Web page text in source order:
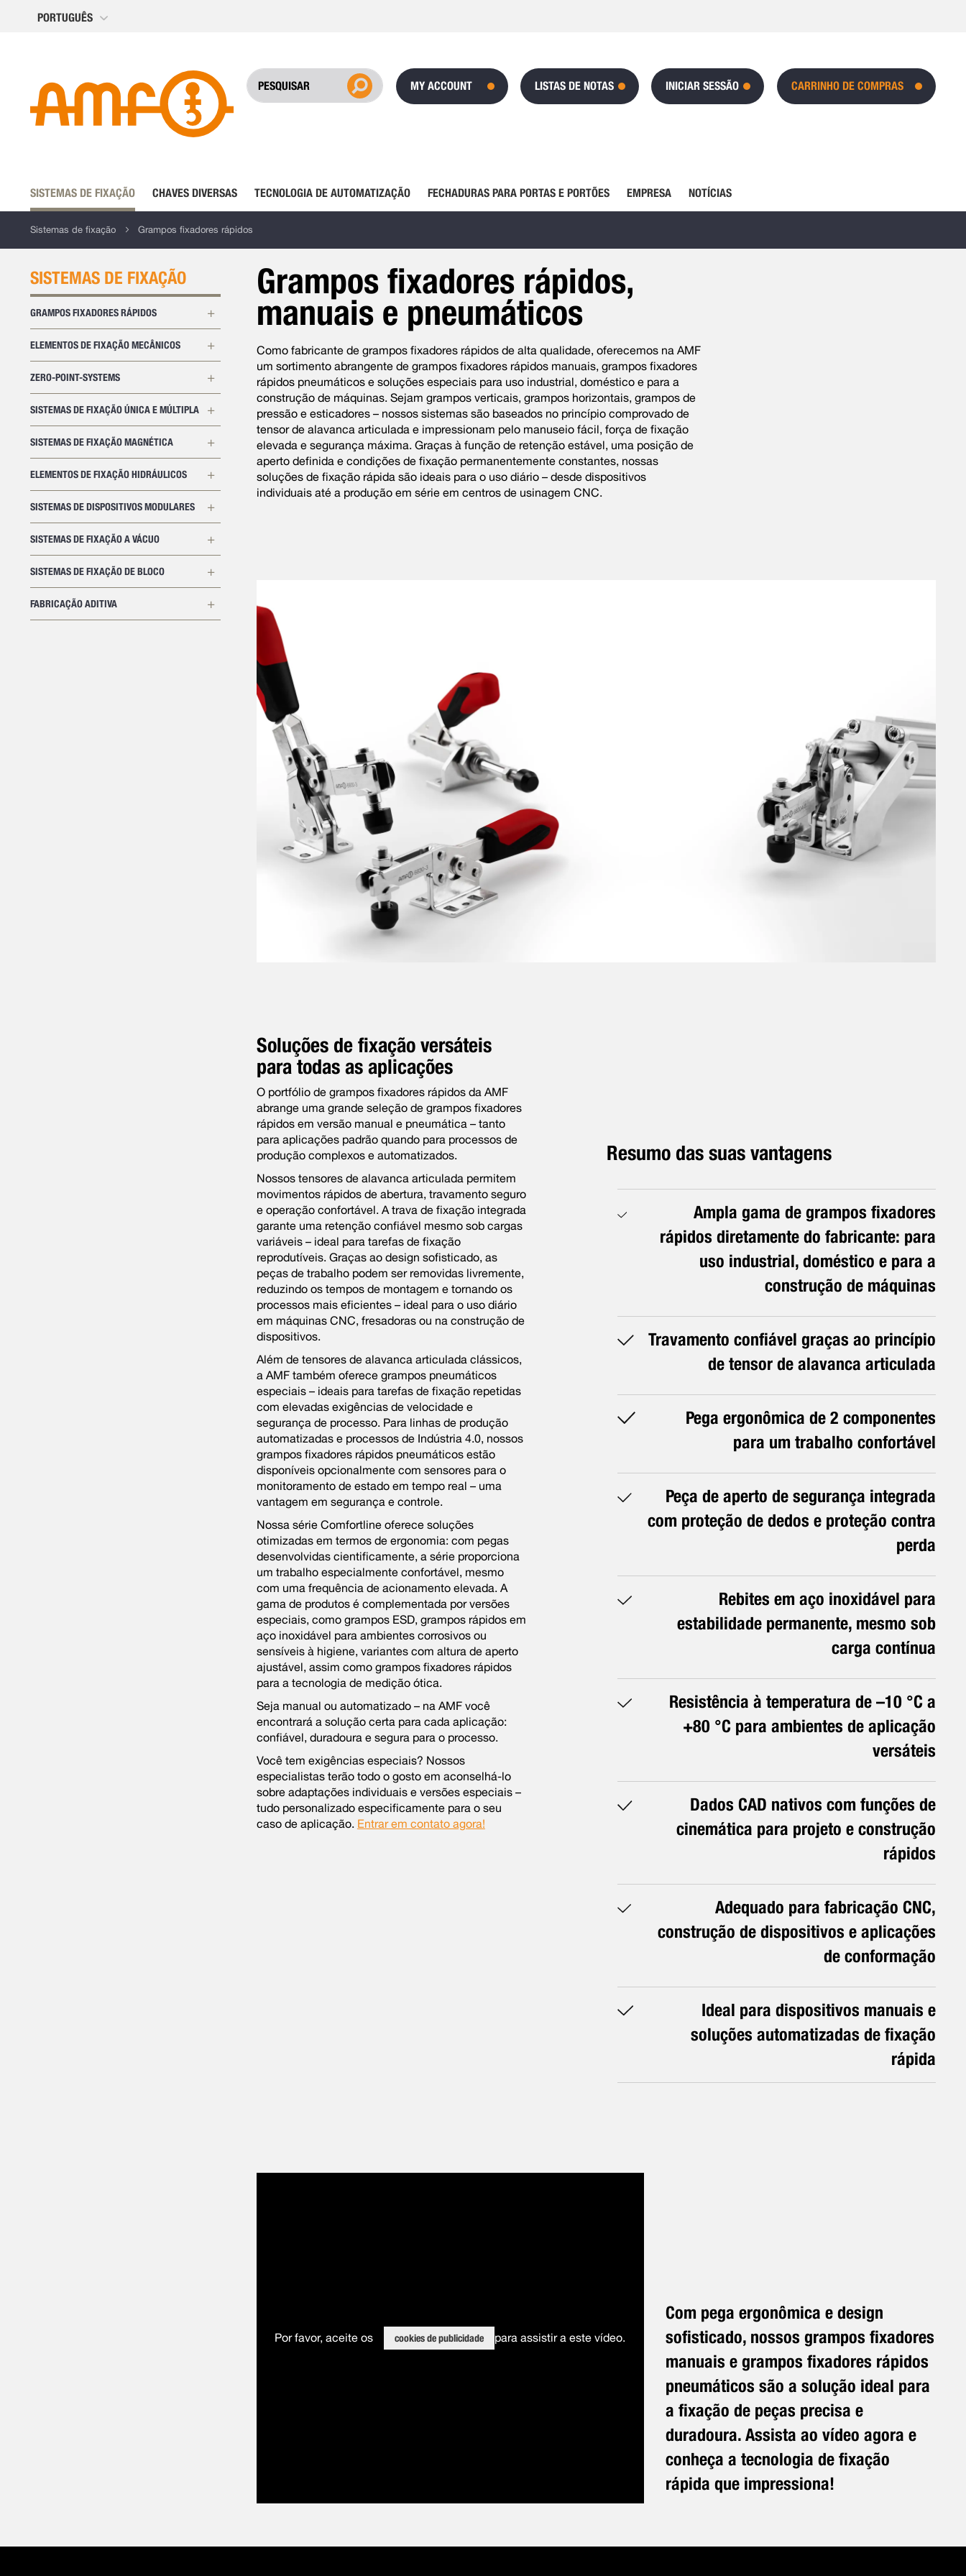
Conteúdo
PORTUGUÊS
CARRINHO DE COMPRAS
MY ACCOUNT LISTAS DE NOTAS INICIAR SESSÃO
SISTEMAS DE FIXAÇÃO CHAVES DIVERSAS TECNOLOGIA DE AUTOMATIZAÇÃO FECHADURAS PARA PORTAS E PORTÕES EMPRESA NOTÍCIAS
Sistemas de fixação Grampos fixadores rápidos
Grampos fixadores rápidos,
manuais e pneumáticos
Como fabricante de grampos fixadores rápidos de alta qualidade, oferecemos na AMF
um sortimento abrangente de grampos fixadores rápidos manuais, grampos fixadores
rápidos pneumáticos e soluções especiais para uso industrial, doméstico e para a
construção de máquinas. Sejam grampos verticais, grampos horizontais, grampos de
pressão e esticadores – nossos sistemas são baseados no princípio comprovado de
tensor de alavanca articulada e impressionam pelo manuseio fácil, força de fixação
elevada e segurança máxima. Graças à função de retenção estável, uma posição de
aperto definida e condições de fixação permanentemente constantes, nossas
soluções de fixação rápida são ideais para o uso diário – desde dispositivos
individuais até a produção em série em centros de usinagem CNC.
Soluções de fixação versáteis
para todas as aplicações
O portfólio de grampos fixadores rápidos da AMF
abrange uma grande seleção de grampos fixadores
rápidos em versão manual e pneumática – tanto
para aplicações padrão quando para processos de
produção complexos e automatizados.
Nossos tensores de alavanca articulada permitem
movimentos rápidos de abertura, travamento seguro
e operação confortável. A trava de fixação integrada
garante uma retenção confiável mesmo sob cargas
variáveis – ideal para tarefas de fixação
reprodutíveis. Graças ao design sofisticado, as
peças de trabalho podem ser removidas livremente,
reduzindo os tempos de montagem e tornando os
processos mais eficientes – ideal para o uso diário
em máquinas CNC, fresadoras ou na construção de
dispositivos.
Além de tensores de alavanca articulada clássicos,
a AMF também oferece grampos pneumáticos
especiais – ideais para tarefas de fixação repetidas
com elevadas exigências de velocidade e
segurança de processo. Para linhas de produção
automatizadas e processos de Indústria 4.0, nossos
grampos fixadores rápidos pneumáticos estão
disponíveis opcionalmente com sensores para o
monitoramento de estado em tempo real – uma
vantagem em segurança e controle.
Nossa série Comfortline oferece soluções
otimizadas em termos de ergonomia: com pegas
desenvolvidas cientificamente, a série proporciona
um trabalho especialmente confortável, mesmo
com uma frequência de acionamento elevada. A
gama de produtos é complementada por versões
especiais, como grampos ESD, grampos rápidos em
aço inoxidável para ambientes corrosivos ou
sensíveis à higiene, variantes com altura de aperto
ajustável, assim como grampos fixadores rápidos
para a tecnologia de medição ótica.
Seja manual ou automatizado – na AMF você
encontrará a solução certa para cada aplicação:
confiável, duradoura e segura para o processo.
Você tem exigências especiais? Nossos
especialistas terão todo o gosto em aconselhá-lo
sobre adaptações individuais e versões especiais –
tudo personalizado especificamente para o seu
caso de aplicação. Entrar em contato agora!
Resumo das suas vantagens
Ampla gama de grampos fixadores
rápidos diretamente do fabricante: para
uso industrial, doméstico e para a
construção de máquinas
Travamento confiável graças ao princípio
de tensor de alavanca articulada
Pega ergonômica de 2 componentes
para um trabalho confortável
Peça de aperto de segurança integrada
com proteção de dedos e proteção contra
perda
Rebites em aço inoxidável para
estabilidade permanente, mesmo sob
carga contínua
Resistência à temperatura de –10 °C a
+80 °C para ambientes de aplicação
versáteis
Dados CAD nativos com funções de
cinemática para projeto e construção
rápidos
Adequado para fabricação CNC,
construção de dispositivos e aplicações
de conformação
Ideal para dispositivos manuais e
soluções automatizadas de fixação
rápida
Por favor, aceite os cookies de publicidade para assistir a este vídeo.
Com pega ergonômica e design
sofisticado, nossos grampos fixadores
manuais e grampos fixadores rápidos
pneumáticos são a solução ideal para
a fixação de peças precisa e
duradoura. Assista ao vídeo agora e
conheça a tecnologia de fixação
rápida que impressiona!
SISTEMAS DE FIXAÇÃO
GRAMPOS FIXADORES RÁPIDOS
ELEMENTOS DE FIXAÇÃO MECÂNICOS
ZERO-POINT-SYSTEMS
SISTEMAS DE FIXAÇÃO ÚNICA E MÚLTIPLA
SISTEMAS DE FIXAÇÃO MAGNÉTICA
ELEMENTOS DE FIXAÇÃO HIDRÁULICOS
SISTEMAS DE DISPOSITIVOS MODULARES
SISTEMAS DE FIXAÇÃO A VÁCUO
SISTEMAS DE FIXAÇÃO DE BLOCO
FABRICAÇÃO ADITIVA